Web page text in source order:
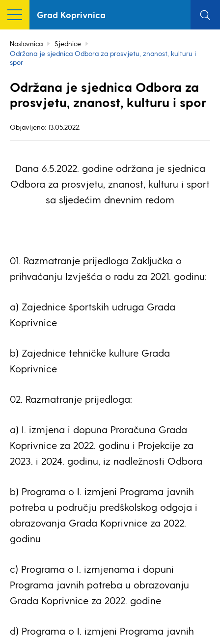
Grad Koprivnica
Naslovnica
Sjednice
Održana je sjednica Odbora za prosvjetu, znanost, kulturu i
spor
Održana je sjednica Odbora za
prosvjetu, znanost, kulturu i spor
Objavljeno: 13.05.2022.
Dana 6.5.2022. godine održana je sjednica
Odbora za prosvjetu, znanost, kulturu i sport
sa sljedećim dnevnim redom
01. Razmatranje prijedloga Zaključka o
prihvaćanju Izvješća o radu za 2021. godinu:
a) Zajednice športskih udruga Grada
Koprivnice
b) Zajednice tehničke kulture Grada
Koprivnice
02. Razmatranje prijedloga:
a) I. izmjena i dopuna Proračuna Grada
Koprivnice za 2022. godinu i Projekcije za
2023. i 2024. godinu, iz nadležnosti Odbora
b) Programa o I. izmjeni Programa javnih
potreba u području predškolskog odgoja i
obrazovanja Grada Koprivnice za 2022.
godinu
c) Programa o I. izmjenama i dopuni
Programa javnih potreba u obrazovanju
Grada Koprivnice za 2022. godine
d) Programa o I. izmjeni Programa javnih